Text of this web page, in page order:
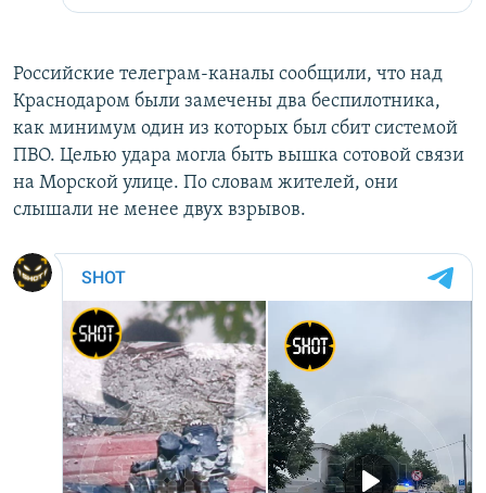
Российские телеграм-каналы сообщили, что над
Краснодаром были замечены два беспилотника,
как минимум один из которых был сбит системой
ПВО. Целью удара могла быть вышка сотовой связи
на Морской улице. По словам жителей, они
слышали не менее двух взрывов.